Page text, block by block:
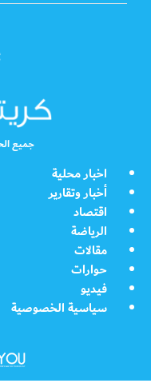
جميع
اخبار محلية
أخبار وتقارير
اقتصاد
الرياضة
مقالات
حوارات
فيديو
سياسية الخصوصية